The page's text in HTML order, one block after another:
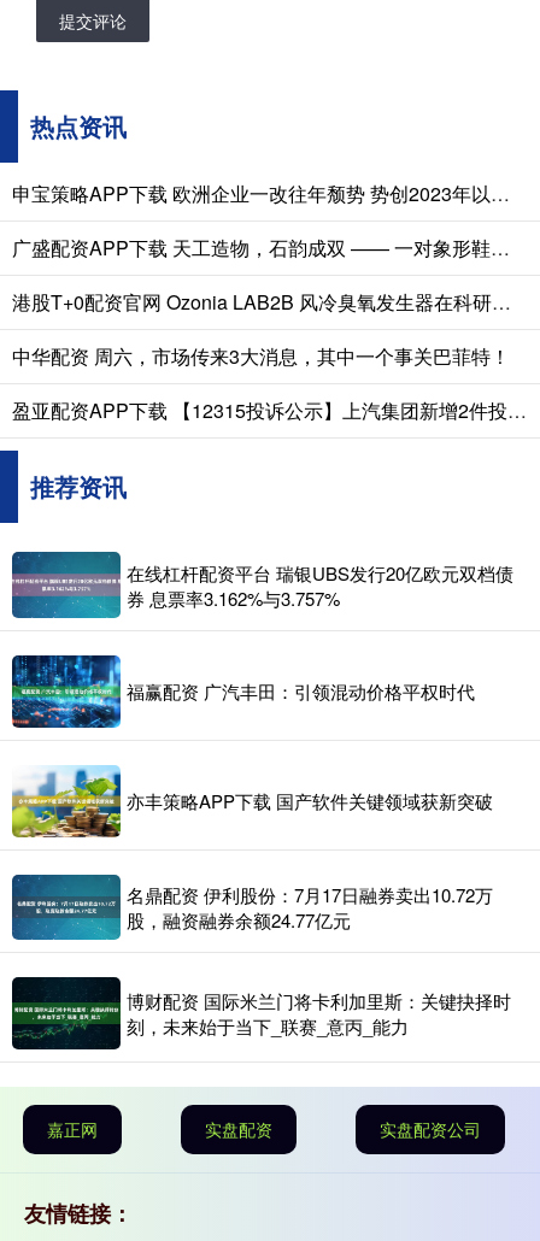
提交评论
热点资讯
申宝策略APP下载 欧洲企业一改往年颓势 势创2023年以来最强业绩表现
广盛配资APP下载 天工造物，石韵成双 —— 一对象形鞋靴奇石的收藏与鉴赏
港股T+0配资官网 Ozonia LAB2B 风冷臭氧发生器在科研实验室中实现稳定低流量高浓度臭氧输出的应用研究
中华配资 周六，市场传来3大消息，其中一个事关巴菲特！
盈亚配资APP下载 【12315投诉公示】上汽集团新增2件投诉公示，涉及定金侵权行为问题等
推荐资讯
在线杠杆配资平台 瑞银UBS发行20亿欧元双档债
券 息票率3.162%与3.757%
福赢配资 广汽丰田：引领混动价格平权时代
亦丰策略APP下载 国产软件关键领域获新突破
名鼎配资 伊利股份：7月17日融券卖出10.72万
股，融资融券余额24.77亿元
博财配资 国际米兰门将卡利加里斯：关键抉择时
刻，未来始于当下_联赛_意丙_能力
嘉正网 实盘配资 实盘配资公司
友情链接：